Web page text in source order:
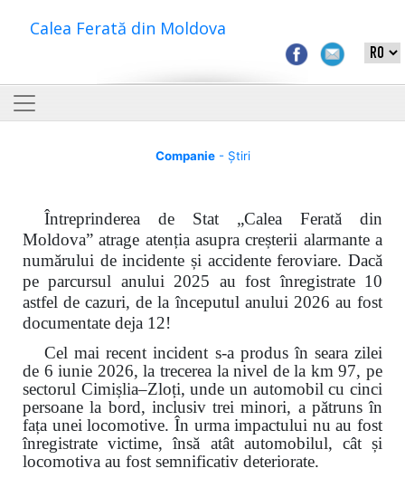
Calea Ferată din Moldova
Companie- Știri
Întreprinderea de Stat „Calea Ferată din
Moldova” atrage atenția asupra creșterii alarmante a
numărului de incidente și accidente feroviare. Dacă
pe parcursul anului 2025 au fost înregistrate 10
astfel de cazuri, de la începutul anului 2026 au fost
documentate deja 12!
Cel mai recent incident s-a produs în seara zilei
de 6 iunie 2026, la trecerea la nivel de la km 97, pe
sectorul Cimișlia–Zloți, unde un automobil cu cinci
persoane la bord, inclusiv trei minori, a pătruns în
fața unei locomotive. În urma impactului nu au fost
înregistrate victime, însă atât automobilul, cât și
locomotiva au fost semnificativ deteriorate.